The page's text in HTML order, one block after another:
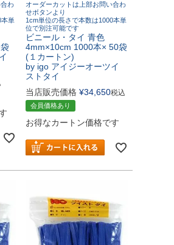
わ
単
オーダーカットは上部お問い合わ
せボタンより
1cm単位の長さで本数は1000本単
位で別注可能です
ビニール・タイ 青色
4mm×10cm 1000本× 50袋
(１カートン)
by igo アイジーオーツイ
ストタイ
当店販売価格 ¥34,650税込
会員価格あり
お得なカートン価格です